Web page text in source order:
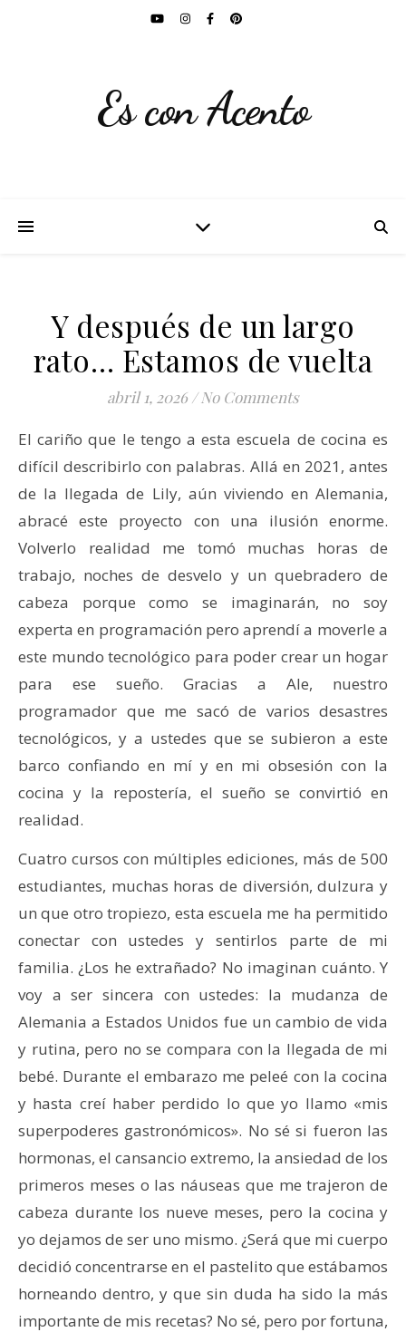
Es con Acento
Y después de un largo
rato… Estamos de vuelta
abril 1, 2026 / No Comments
El cariño que le tengo a esta escuela de cocina es
difícil describirlo con palabras. Allá en 2021, antes
de la llegada de Lily, aún viviendo en Alemania,
abracé este proyecto con una ilusión enorme.
Volverlo realidad me tomó muchas horas de
trabajo, noches de desvelo y un quebradero de
cabeza porque como se imaginarán, no soy
experta en programación pero aprendí a moverle a
este mundo tecnológico para poder crear un hogar
para ese sueño. Gracias a Ale, nuestro
programador que me sacó de varios desastres
tecnológicos, y a ustedes que se subieron a este
barco confiando en mí y en mi obsesión con la
cocina y la repostería, el sueño se convirtió en
realidad.
Cuatro cursos con múltiples ediciones, más de 500
estudiantes, muchas horas de diversión, dulzura y
un que otro tropiezo, esta escuela me ha permitido
conectar con ustedes y sentirlos parte de mi
familia. ¿Los he extrañado? No imaginan cuánto. Y
voy a ser sincera con ustedes: la mudanza de
Alemania a Estados Unidos fue un cambio de vida
y rutina, pero no se compara con la llegada de mi
bebé. Durante el embarazo me peleé con la cocina
y hasta creí haber perdido lo que yo llamo «mis
superpoderes gastronómicos». No sé si fueron las
hormonas, el cansancio extremo, la ansiedad de los
primeros meses o las náuseas que me trajeron de
cabeza durante los nueve meses, pero la cocina y
yo dejamos de ser uno mismo. ¿Será que mi cuerpo
decidió concentrarse en el pastelito que estábamos
horneando dentro, y que sin duda ha sido la más
importante de mis recetas? No sé, pero por fortuna,